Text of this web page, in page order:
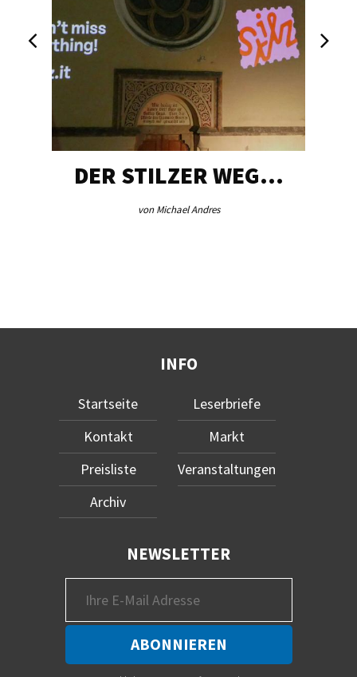
DER STILZER WEG…
von Michael Andres
INFO
Startseite
Kontakt
Preisliste
Archiv
Leserbriefe
Markt
Veranstaltungen
NEWSLETTER